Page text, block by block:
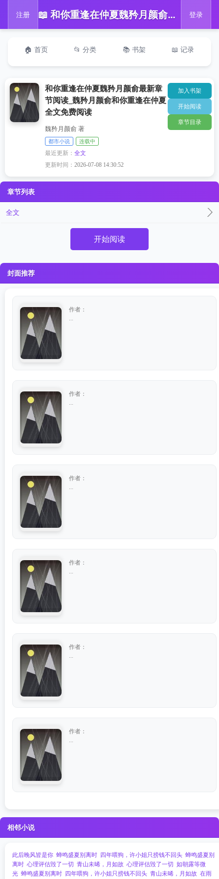
注册 📖 和你重逢在仲夏魏矜月颜俞最新章节阅读_魏矜月颜俞和你重逢在仲夏全文免费阅读 登录
🏠 首页 📂 分类 📚 书架 📖 记录
和你重逢在仲夏魏矜月颜俞最新章
节阅读_魏矜月颜俞和你重逢在仲夏
全文免费阅读
魏矜月颜俞 著
都市小说 连载中
最近更新：全文
更新时间：2026-07-08 14:30:52
加入书架
开始阅读
章节目录
章节列表
全文
开始阅读
封面推荐
作者：
作者：
作者：
作者：
作者：
作者：
相邻小说
此后晚风皆是你 蝉鸣盛夏别离时 四年喂狗，许小姐只捞钱不回头 蝉鸣盛夏别
离时 心理评估毁了一切 青山未晞，月如故 心理评估毁了一切 如朝露等微
光 蝉鸣盛夏别离时 四年喂狗，许小姐只捞钱不回头 青山未晞，月如故 在雨